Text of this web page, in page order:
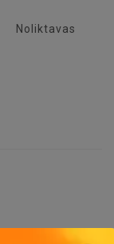
Noliktavas